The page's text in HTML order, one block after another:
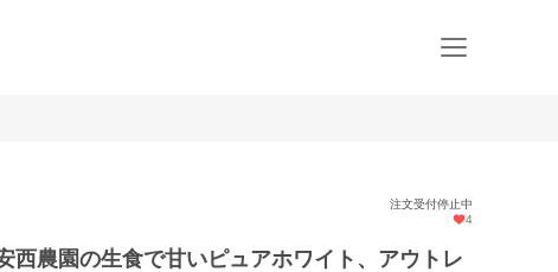
注文受付停止中
4
西農園の生食で甘いピュアホワイト、アウトレ